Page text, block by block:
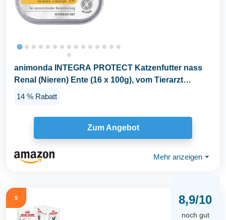
animonda INTEGRA PROTECT Katzenfutter nass
Renal (Nieren) Ente (16 x 100g), vom Tierarzt
empfohlen...
14 % Rabatt
Zum Angebot
Mehr anzeigen ⏷
5 8,9/10
noch gut